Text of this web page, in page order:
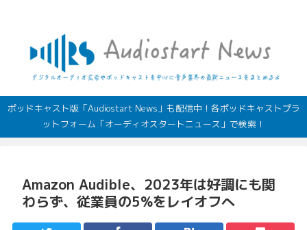
ポッドキャスト版「Audiostart News」も配信中！各ポッドキャストプラ
ットフォーム「オーディオスタートニュース」で検索！
Amazon Audible、2023年は好調にも関
わらず、従業員の5%をレイオフへ